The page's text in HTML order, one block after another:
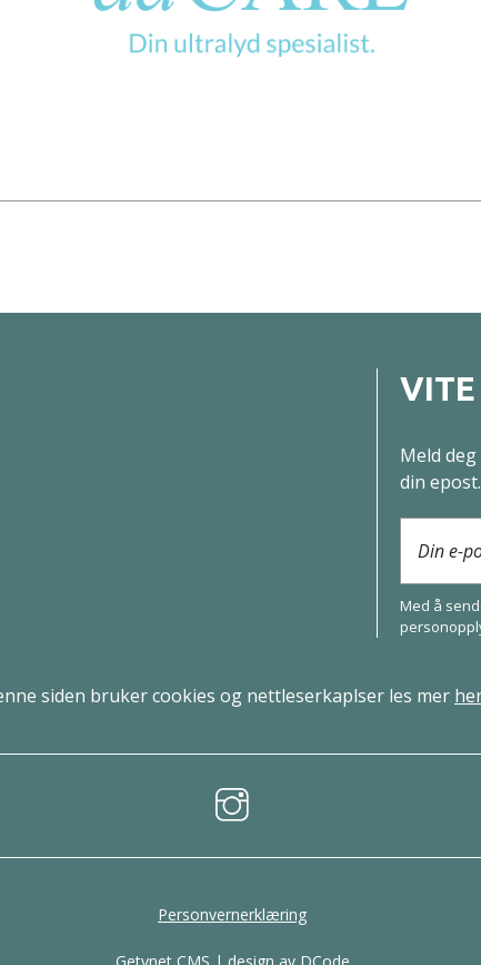
VITE
Meld
din
Din e-
Med å
siden bruker cookies og nettleserkaplser les mer
Personvernerklæring